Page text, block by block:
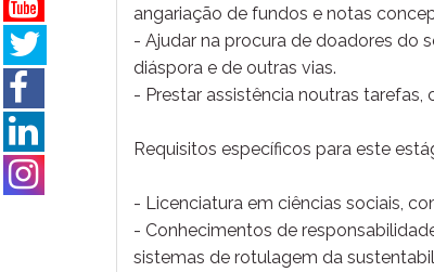
angariação de fundos e notas
- Ajudar na procura de doadores do
diáspora e de outras vias.
- Prestar assistência noutras tarefas,
Requisitos específicos para este
- Licenciatura em ciências sociais,
- Conhecimentos de
sistemas de rotulagem da